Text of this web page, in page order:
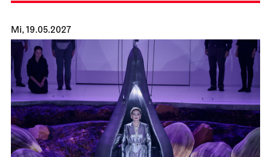
Staatsoper StuttgartOpernhaus
Sounds of Staatsorchester